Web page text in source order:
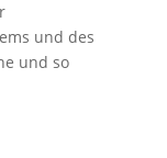
und des
und so